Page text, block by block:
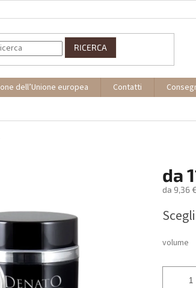
RICERCA
dell’Unione europea Contatti
da
da 9,36 €
della
volume